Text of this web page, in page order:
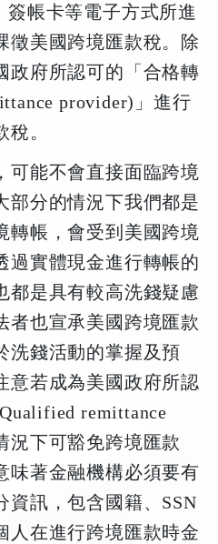
帳卡等電子方式所進
徵美國跨境匯款稅。除
政府所認可的「合格轉
provider)」進行
。
可能不會直接面臨跨境
部分的情況下我們都是
轉帳，會受到美國跨境
過實體現金進行轉帳的
都是具有較高洗錢疑慮
者也宣承美國跨境匯款
洗錢活動的掌握及預
意若成為美國政府所認
remittance
況下可豁免跨境匯款
味著金融機構必須要有
資訊，包含國籍、SSN
人在進行跨境匯款時金